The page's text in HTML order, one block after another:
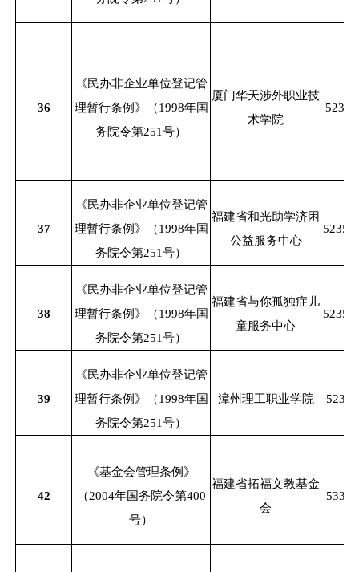
36
《民办非企业单位登记管
理暂行条例》（1998年国
务院令第251号）
厦门华天涉外职业技
术学院
37
《民办非企业单位登记管
理暂行条例》（1998年国
务院令第251号）
福建省和光助学济困
公益服务中心
38
《民办非企业单位登记管
理暂行条例》（1998年国
务院令第251号）
福建省与你孤独症儿
童服务中心
39
《民办非企业单位登记管
理暂行条例》（1998年国
务院令第251号）
漳州理工职业学院
42
《基金会管理条例》
（2004年国务院令第400
号）
福建省拓福文教基金
会